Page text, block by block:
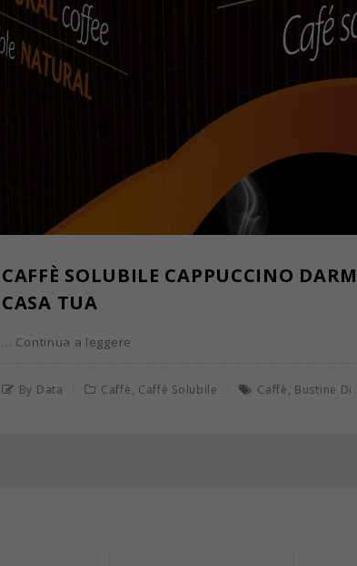
CAFFÈ SOLUBILE CAPPUCCINO
CASA TUA
… Continua a leggere
By Data Caffè, Caffè Solubile Caffè, Bustine Di